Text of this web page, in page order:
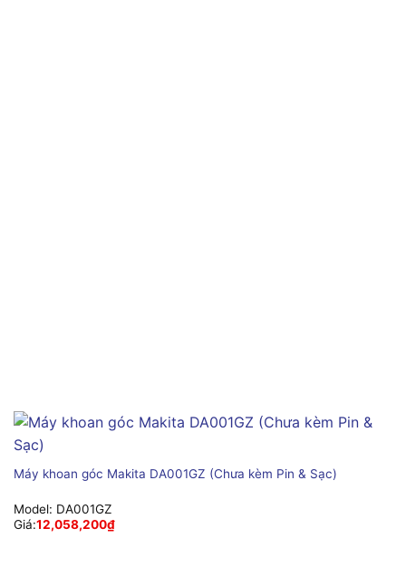
Máy khoan góc Makita DA001GZ (Chưa kèm Pin & Sạc)
Model: DA001GZ
Giá:12,058,200₫